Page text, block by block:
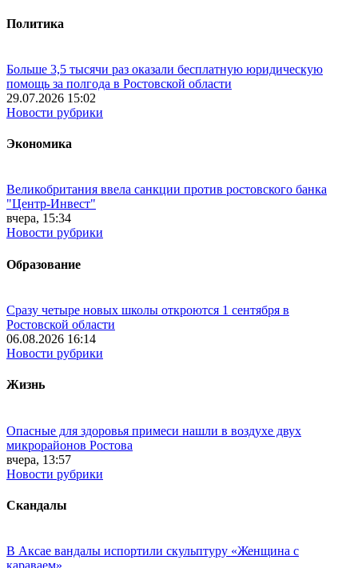
Политика
Больше 3,5 тысячи раз оказали бесплатную юридическую
помощь за полгода в Ростовской области
29.07.2026 15:02
Новости рубрики
Экономика
Великобритания ввела санкции против ростовского банка
"Центр-Инвест"
вчера, 15:34
Новости рубрики
Образование
Сразу четыре новых школы откроются 1 сентября в
Ростовской области
06.08.2026 16:14
Новости рубрики
Жизнь
Опасные для здоровья примеси нашли в воздухе двух
микрорайонов Ростова
вчера, 13:57
Новости рубрики
Скандалы
В Аксае вандалы испортили скульптуру «Женщина с
караваем»